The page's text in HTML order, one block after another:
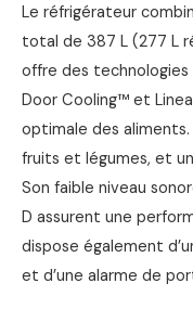
Le réfrigérateur
total de 387 L (277 L
offre des
Door Cooling™ et
optimale des
fruits et légumes, et
Son faible niveau
D assurent une
dispose également
et d’une alarme de